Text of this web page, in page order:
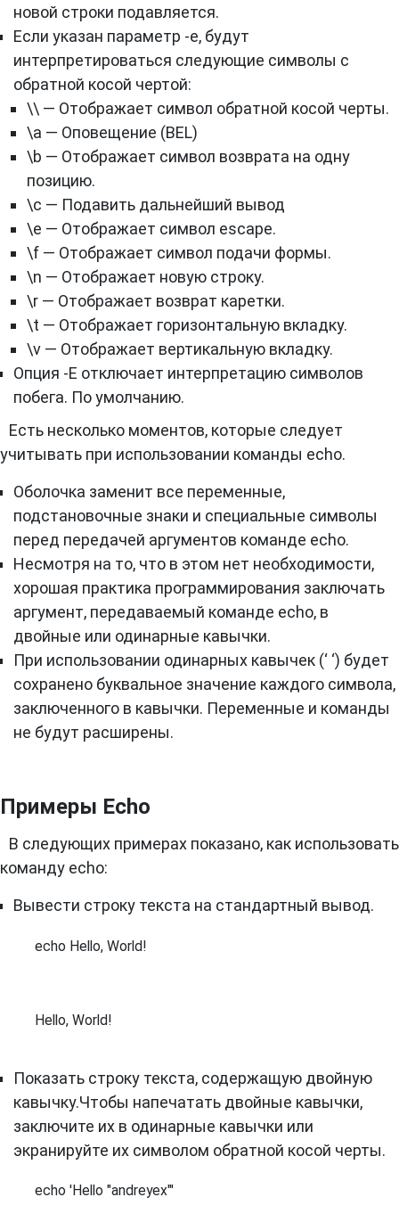
новой строки подавляется.
Если указан параметр -e, будут
интерпретироваться следующие символы с
обратной косой чертой:
\\ — Отображает символ обратной косой черты.
\a — Оповещение (BEL)
\b — Отображает символ возврата на одну
позицию.
\c — Подавить дальнейший вывод
\e — Отображает символ escape.
\f — Отображает символ подачи формы.
\n — Отображает новую строку.
\r — Отображает возврат каретки.
\t — Отображает горизонтальную вкладку.
\v — Отображает вертикальную вкладку.
Опция -E отключает интерпретацию символов
побега. По умолчанию.
Есть несколько моментов, которые следует
учитывать при использовании команды echo.
Оболочка заменит все переменные,
подстановочные знаки и специальные символы
перед передачей аргументов команде echo.
Несмотря на то, что в этом нет необходимости,
хорошая практика программирования заключать
аргумент, передаваемый команде echo, в
двойные или одинарные кавычки.
При использовании одинарных кавычек (‘ ‘) будет
сохранено буквальное значение каждого символа,
заключенного в кавычки. Переменные и команды
не будут расширены.
Примеры Echo
В следующих примерах показано, как использовать
команду echo:
Вывести строку текста на стандартный вывод.
echo Hello, World!
Hello, World!
Показать строку текста, содержащую двойную
кавычку.Чтобы напечатать двойные кавычки,
заключите их в одинарные кавычки или
экранируйте их символом обратной косой черты.
echo 'Hello "andreyex"'